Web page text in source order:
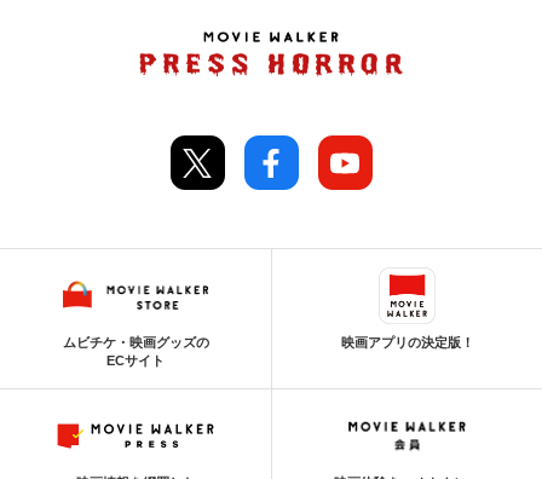
ムビチケ・映画グッズの
ECサイト
映画アプリの決定版！